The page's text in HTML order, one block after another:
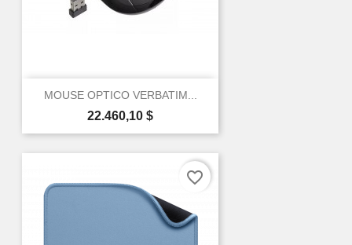
MOUSE OPTICO VERBATIM...
Precio
22.460,10 $
favorite_border